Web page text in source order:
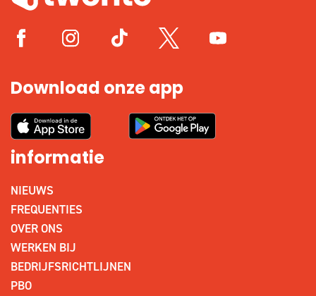
Download onze app
informatie
NIEUWS
FREQUENTIES
OVER ONS
WERKEN BIJ
BEDRIJFSRICHTLIJNEN
PBO